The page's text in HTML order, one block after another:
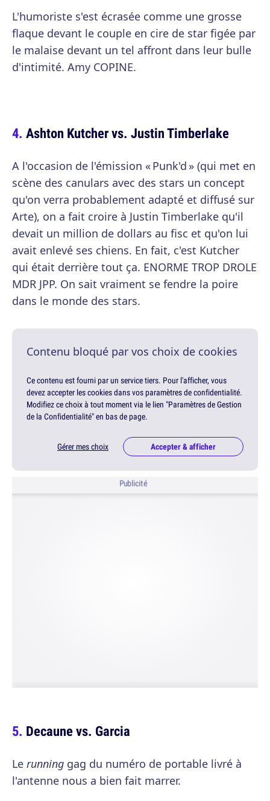
L'humoriste s'est écrasée comme une grosse
flaque devant le couple en cire de star figée par
le malaise devant un tel affront dans leur bulle
d'intimité. Amy COPINE.
Ashton Kutcher vs. Justin Timberlake
A l'occasion de l'émission « Punk'd » (qui met en
scène des canulars avec des stars un concept
qu'on verra probablement adapté et diffusé sur
Arte), on a fait croire à Justin Timberlake qu'il
devait un million de dollars au fisc et qu'on lui
avait enlevé ses chiens. En fait, c'est Kutcher
qui était derrière tout ça. ENORME TROP DROLE
MDR JPP. On sait vraiment se fendre la poire
dans le monde des stars.
Contenu bloqué par vos choix de cookies
Ce contenu est fourni par un service tiers. Pour l'afficher, vous
devez accepter les cookies dans vos paramètres de confidentialité.
Modifiez ce choix à tout moment via le lien "Paramètres de Gestion
de la Confidentialité" en bas de page.
Gérer mes choix Accepter & afficher
Publicité
Decaune vs. Garcia
Le running gag du numéro de portable livré à
l'antenne nous a bien fait marrer.